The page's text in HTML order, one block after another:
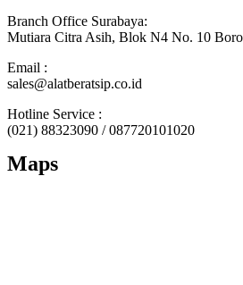
Branch Office Surabaya:
Mutiara Citra Asih, Blok N4 No. 10
Email :
sales@alatberatsip.co.id
Hotline Service :
(021) 88323090 / 087720101020
Maps